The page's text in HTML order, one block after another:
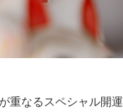
重なるスペシャル開運